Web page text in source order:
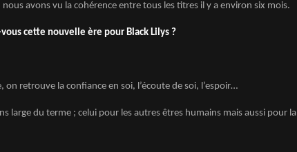
nous avons vu la cohérence entre tous les titres il y a environ six mois.
cette nouvelle ère pour Black Lilys ?
on retrouve la confiance en soi, l’écoute de soi, l’espoir…
large du terme ; celui pour les autres êtres humains mais aussi pour la